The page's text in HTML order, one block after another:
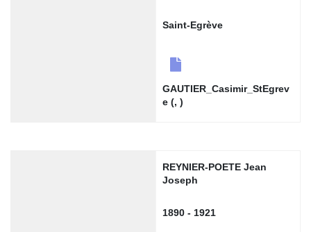
Saint-Egrève
GAUTIER_Casimir_StEgrev
e (, )
REYNIER-POETE Jean
Joseph
1890 - 1921